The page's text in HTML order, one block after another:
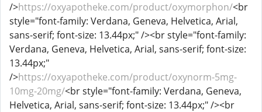
/>https://oxyapotheke.com/product/oxymorphon/<br
style="font-family: Verdana, Geneva, Helvetica, Arial,
sans-serif; font-size: 13.44px;" /><br style="font-family:
Verdana, Geneva, Helvetica, Arial, sans-serif; font-size:
13.44px;"
/>https://oxyapotheke.com/product/oxynorm-5mg-
10mg-20mg/<br style="font-family: Verdana, Geneva,
Helvetica, Arial, sans-serif; font-size: 13.44px;" /><br